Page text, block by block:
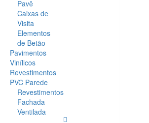
Pavê
Caixas de
Visita
Elementos
de Betão
Pavimentos
Vinílicos
Revestimentos
PVC Parede
Revestimentos
Fachada
Ventilada